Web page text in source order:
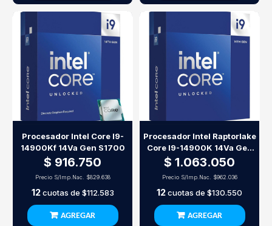
Procesador Intel Core I9-
14900Kf 14Va Gen S1700
$ 916.750
Precio S/Imp.Nac. $829.638
12cuotas de $112.583
AGREGAR
Procesador Intel Raptorlake
Core I9-14900K 14Va Gen
S1700
$ 1.063.050
Precio S/Imp.Nac. $962.036
12cuotas de $130.550
AGREGAR